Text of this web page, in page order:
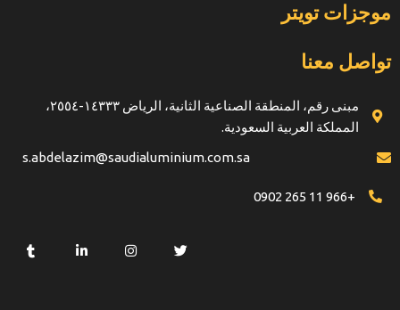
موجزات تويتر
تواصل معنا
مبنى رقم، المنطقة الصناعية الثانية، الرياض ١٤٣٣٣-٢٥٥٤،
المملكة العربية السعودية.
s.abdelazim@saudialuminium.com.sa
+966 11 265 0902